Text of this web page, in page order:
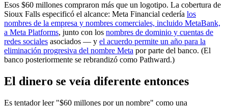
Esos $60 millones compraron más que un logotipo. La cobertura de
Sioux Falls especificó el alcance: Meta Financial cedería los
nombres de la empresa y nombres comerciales, incluido MetaBank,
a Meta Platforms, junto con los nombres de dominio y cuentas de
redes sociales asociados — y el acuerdo permite un año para la
eliminación progresiva del nombre Meta por parte del banco. (El
banco posteriormente se rebrandizó como Pathward.)
El dinero se veía diferente entonces
Es tentador leer "$60 millones por un nombre" como una